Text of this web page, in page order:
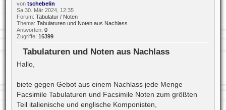
von tschebelin
Sa 30. Mär 2024, 12:35
Forum: Tabulatur / Noten
Thema: Tabulaturen und Noten aus Nachlass
Antworten: 0
Zugriffe: 16399
Tabulaturen und Noten aus Nachlass
Hallo,
biete gegen Gebot aus einem Nachlass jede Menge
Facsimile Tabulaturen und Facsimile Noten zum größten
Teil italienische und englische Komponisten,